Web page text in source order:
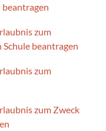
zum
beantragen
zum
zum Zweck